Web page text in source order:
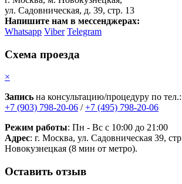
ул. Садовническая, д. 39, стр. 13
Напишите нам в мессенджерах:
Whatsapp Viber Telegram
Схема проезда
×
Запись на консультацию/процедуру по тел.:
+7 (903) 798-20-06 /+7 (495) 798-20-06
Режим работы: Пн - Вс с 10:00 до 21:00
Адрес: г. Москва, ул. Садовническая 39,
Новокузнецкая (8 мин от метро).
Оставить отзыв